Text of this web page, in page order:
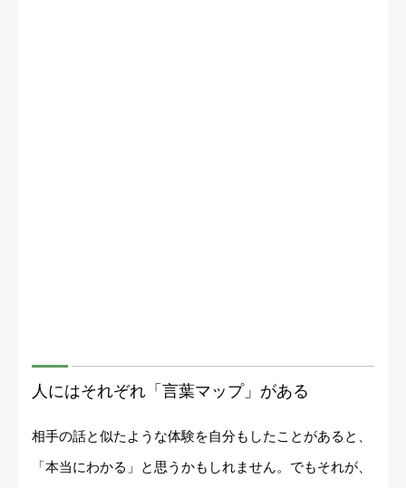
人にはそれぞれ「言葉マップ」がある
相手の話と似たような体験を自分もしたことがあると、
「本当にわかる」と思うかもしれません。でもそれが、